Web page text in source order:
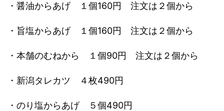
・醤油からあげ １個160円 注文は２個から
・旨塩からあげ １個160円 注文は２個から
・本舗のむねから １個90円 注文は２個から
・新潟タレカツ ４枚490円
・のり塩からあげ ５個490円